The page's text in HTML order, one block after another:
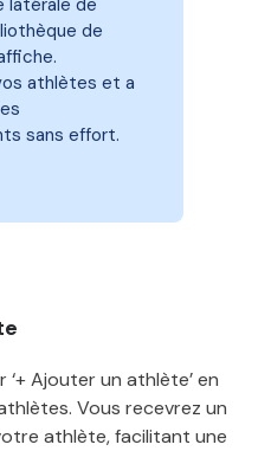
de
athlètes et a
sans effort.
Ajouter un athlète’ en
Vous recevrez un
athlète, facilitant une